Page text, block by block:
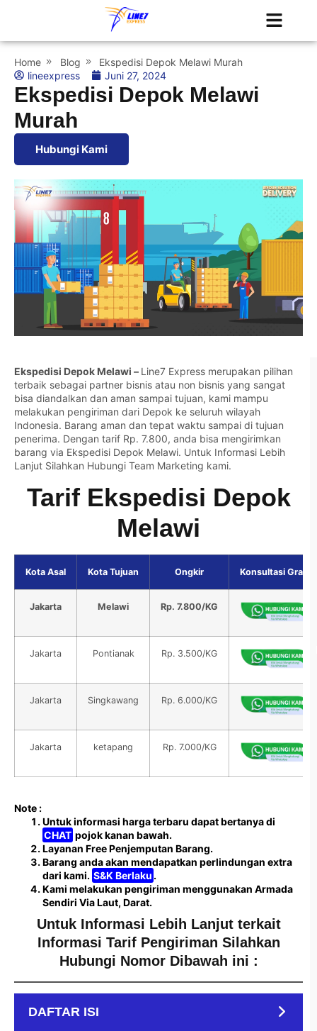
Home Blog
Ekspedisi Depok Melawi Murah
lineexpress
Juni 27, 2024
Ekspedisi Depok Melawi
Murah
Hubungi Kami
Ekspedisi Depok Melawi – Line7 Express merupakan pilihan
terbaik sebagai partner bisnis atau non bisnis yang sangat
bisa diandalkan dan aman sampai tujuan, kami mampu
melakukan pengiriman dari Depok ke seluruh wilayah
Indonesia. Barang aman dan tepat waktu sampai di tujuan
penerima. Dengan tarif Rp. 7.800, anda bisa mengirimkan
barang via Ekspedisi Depok Melawi. Untuk Informasi Lebih
Lanjut Silahkan Hubungi Team Marketing kami.
Tarif Ekspedisi Depok
Melawi
Kota Asal Kota Tujuan Ongkir Konsultasi Gratis
Jakarta Melawi Rp. 7.800/KG
Jakarta Pontianak Rp. 3.500/KG
Jakarta Singkawang Rp. 6.000/KG
Jakarta ketapang Rp. 7.000/KG
Note :
Untuk informasi harga terbaru dapat bertanya di
CHAT pojok kanan bawah.
Layanan Free Penjemputan Barang.
Barang anda akan mendapatkan perlindungan extra
dari kami. S&K Berlaku .
Kami melakukan pengiriman menggunakan Armada
Sendiri Via Laut, Darat.
Untuk Informasi Lebih Lanjut terkait
Informasi Tarif Pengiriman Silahkan
Hubungi Nomor Dibawah ini :
DAFTAR ISI